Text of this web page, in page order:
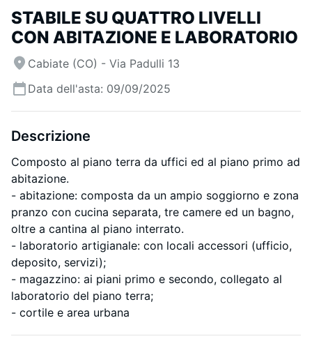
STABILE SU QUATTRO LIVELLI
CON ABITAZIONE E LABORATORIO
Cabiate (CO) - Via Padulli 13
Data dell'asta: 09/09/2025
Descrizione
Composto al piano terra da uffici ed al piano primo ad
abitazione.
- abitazione: composta da un ampio soggiorno e zona
pranzo con cucina separata, tre camere ed un bagno,
oltre a cantina al piano interrato.
- laboratorio artigianale: con locali accessori (ufficio,
deposito, servizi);
- magazzino: ai piani primo e secondo, collegato al
laboratorio del piano terra;
- cortile e area urbana